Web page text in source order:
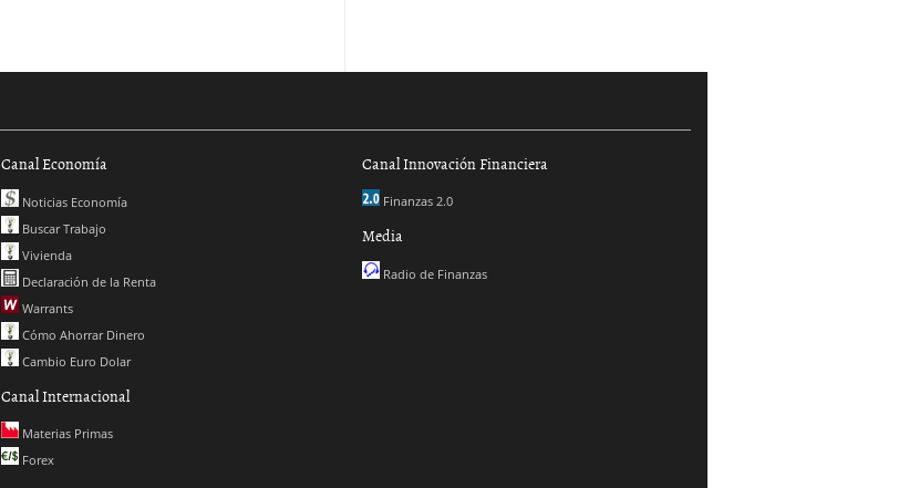
Canal Economía
Noticias Economía
Buscar Trabajo
Vivienda
Declaración de la Renta
Warrants
Cómo Ahorrar Dinero
Cambio Euro Dolar
Canal Internacional
Materias Primas
Forex
Canal Innovación Financiera
Finanzas 2.0
Media
Radio de Finanzas